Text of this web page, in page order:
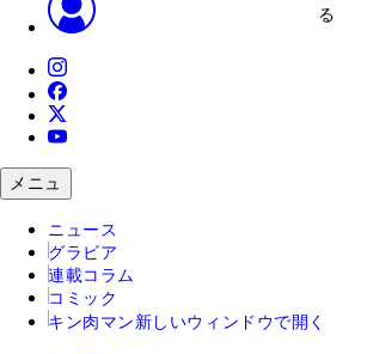
る
メニュ
ニュース
グラビア
連載コラム
コミック
キン肉マン 新しいウィンドウで開く